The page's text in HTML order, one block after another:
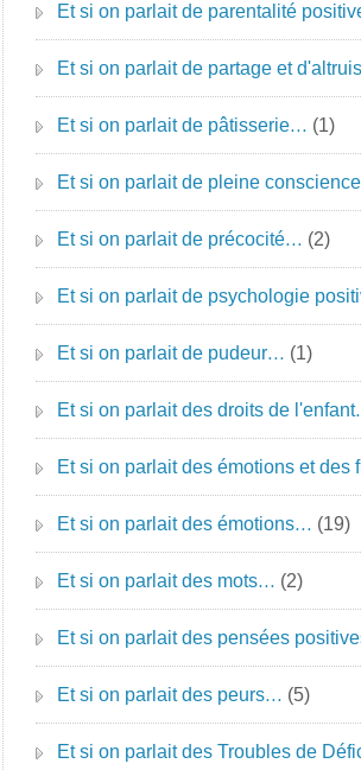
Et si on parlait de parentalité
Et si on parlait de partage et
Et si on parlait de pâtisserie… (1)
Et si on parlait de pleine
Et si on parlait de précocité… (2)
Et si on parlait de psychologie
Et si on parlait de pudeur… (1)
Et si on parlait des droits de
Et si on parlait des émotions et des
Et si on parlait des émotions… (19)
Et si on parlait des mots… (2)
Et si on parlait des pensées
Et si on parlait des peurs… (5)
Et si on parlait des Troubles de